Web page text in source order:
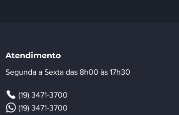
Atendimento
Segunda a Sexta das 8h00 às 17h30
(19) 3471-3700
(19) 3471-3700